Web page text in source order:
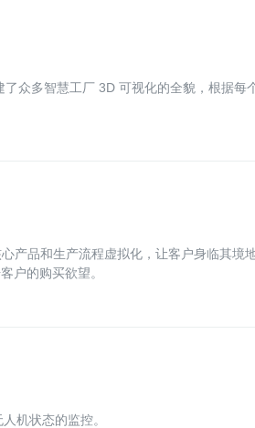
众多智慧工厂 3D 可视化的全貌，根据每
产品和生产流程虚拟化，让客户身临其境
户的购买欲望。
机状态的监控。